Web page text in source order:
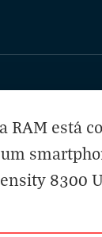
RAM está
8300